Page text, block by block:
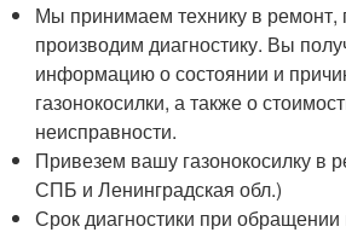
Мы принимаем технику в ремонт,
производим диагностику. Вы
информацию о состоянии и
газонокосилки, а также о
неисправности.
Привезем вашу газонокосилку в
СПБ и Ленинградская обл.)
Срок диагностики при